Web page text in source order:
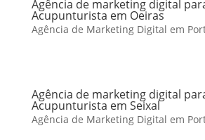
Agência de marketing digital
Acupunturista em Oeiras
Agência de Marketing Digital em
Agência de marketing digital
Acupunturista em Seixal
Agência de Marketing Digital em